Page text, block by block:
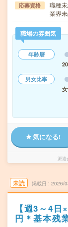
応募資格
職種
業界
職場の雰囲気
年齢層
男女比率
気になる!
派遣
未読 掲載日 2026/
【週3～4
円＊基本残